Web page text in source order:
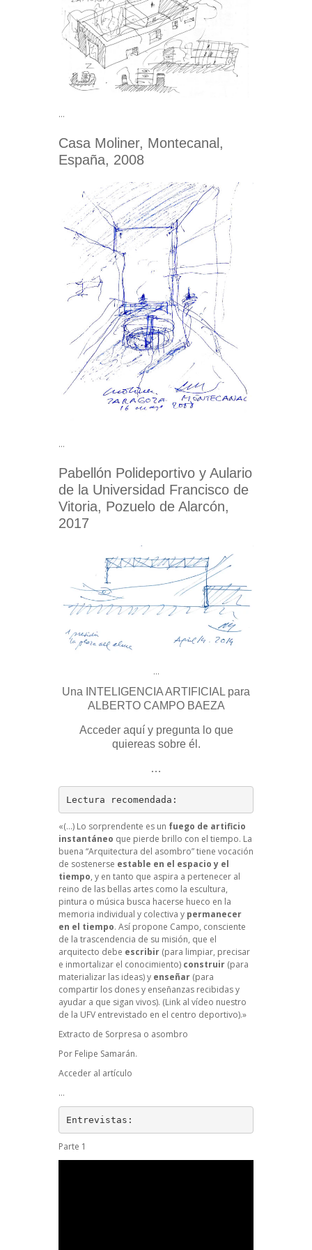
…
Casa Moliner, Montecanal,
España, 2008
…
Pabellón Polideportivo y Aulario
de la Universidad Francisco de
Vitoria, Pozuelo de Alarcón,
2017
…
Una INTELIGENCIA ARTIFICIAL para
ALBERTO CAMPO BAEZA
Acceder aquí y pregunta lo que
quiereas sobre él.
…
Lectura recomendada:
«(…) Lo sorprendente es un fuego de artificio
instantáneo que pierde brillo con el tiempo. La
buena “Arquitectura del asombro” tiene vocación
de sostenerse estable en el espacio y el
tiempo, y en tanto que aspira a pertenecer al
reino de las bellas artes como la escultura,
pintura o música busca hacerse hueco en la
memoria individual y colectiva y permanecer
en el tiempo. Así propone Campo, consciente
de la trascendencia de su misión, que el
arquitecto debe escribir (para limpiar, precisar
e inmortalizar el conocimiento) construir (para
materializar las ideas) y enseñar (para
compartir los dones y enseñanzas recibidas y
ayudar a que sigan vivos). (Link al vídeo nuestro
de la UFV entrevistado en el centro deportivo).»
Extracto de Sorpresa o asombro
Por Felipe Samarán.
Acceder al artículo
…
Entrevistas:
Parte 1